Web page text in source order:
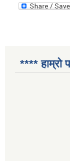
**** हाम्रो